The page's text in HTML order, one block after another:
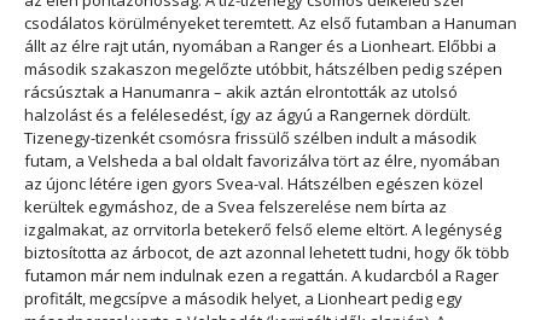
csodálatos körülményeket teremtett. Az első futamban a Hanuman
állt az élre rajt után, nyomában a Ranger és a Lionheart. Előbbi a
második szakaszon megelőzte utóbbit, hátszélben pedig szépen
rácsúsztak a Hanumanra – akik aztán elrontották az utolsó
halzolást és a felélesedést, így az ágyú a Rangernek dördült.
Tizenegy-tizenkét csomósra frissülő szélben indult a második
futam, a Velsheda a bal oldalt favorizálva tört az élre, nyomában
az újonc létére igen gyors Svea-val. Hátszélben egészen közel
kerültek egymáshoz, de a Svea felszerelése nem bírta az
izgalmakat, az orrvitorla betekerő felső eleme eltört. A legénység
biztosította az árbocot, de azt azonnal lehetett tudni, hogy ők több
futamon már nem indulnak ezen a regattán. A kudarcból a Rager
profitált, megcsípve a második helyet, a Lionheart pedig egy